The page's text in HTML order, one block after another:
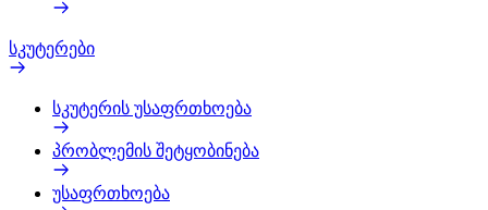
სკუტერები
სკუტერის უსაფრთხოება
პრობლემის შეტყობინება
უსაფრთხოება